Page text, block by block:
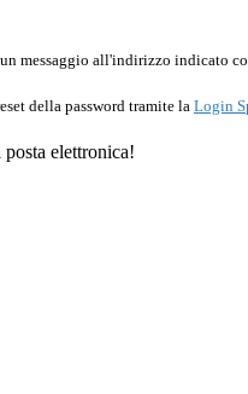
messaggio all'indirizzo indicato
della password tramite la Login
elettronica!